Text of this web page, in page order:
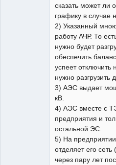
сказать может ли
графику в случае
2) Указанный
работу АЧР. То
нужно будет
обеспечить
успеет отключить
нужно разгрузить
3) АЭС выдает
кВ.
4) АЭС вместе с
предприятия и
остальной ЭС.
5) На
отделяет его
через пару лет